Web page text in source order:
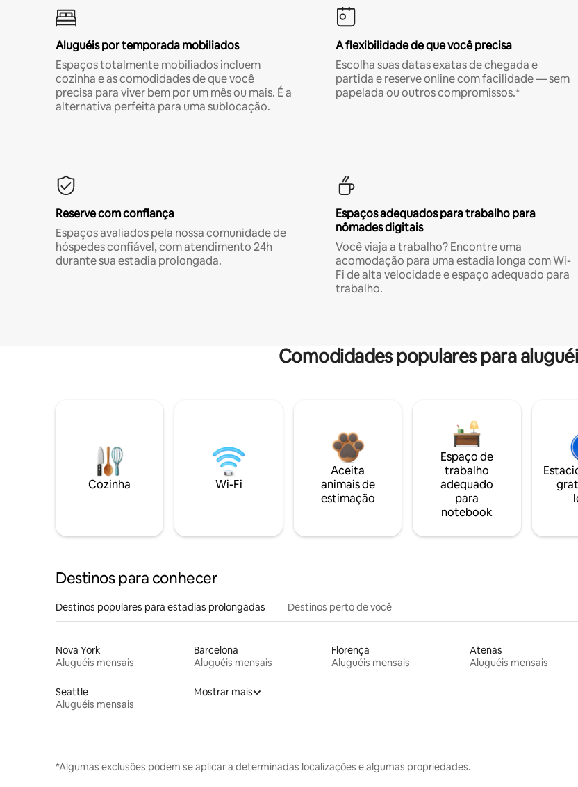
Aluguéis por temporada mobiliados
Espaços totalmente mobiliados incluem
cozinha e as comodidades de que você
precisa para viver bem por um mês ou mais. É a
alternativa perfeita para uma sublocação.
A flexibilidade de que você precisa
Escolha suas datas exatas de chegada e
partida e reserve online com facilidade — sem
papelada ou outros compromissos.*
Reserve com confiança
Espaços avaliados pela nossa comunidade de
hóspedes confiável, com atendimento 24h
durante sua estadia prolongada.
Espaços adequados para trabalho para
nômades digitais
Você viaja a trabalho? Encontre uma
acomodação para uma estadia longa com Wi-
Fi de alta velocidade e espaço adequado para
trabalho.
Comodidades populares para
Cozinha Wi-Fi
Aceita
animais de
estimação
Espaço de
trabalho
adequado
para
notebook
Destinos para conhecer
Destinos populares para estadias prolongadas Destinos perto de você
Nova York
Aluguéis mensais
Barcelona
Aluguéis mensais
Florença
Aluguéis mensais
Atenas
Aluguéis mensais
Seattle
Aluguéis mensais
Mostrar mais
*Algumas exclusões podem se aplicar a determinadas localizações e algumas propriedades.